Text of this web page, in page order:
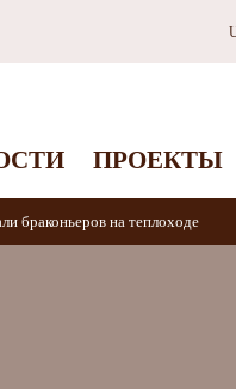
ПРОЕКТЫ
браконьеров на теплоходе